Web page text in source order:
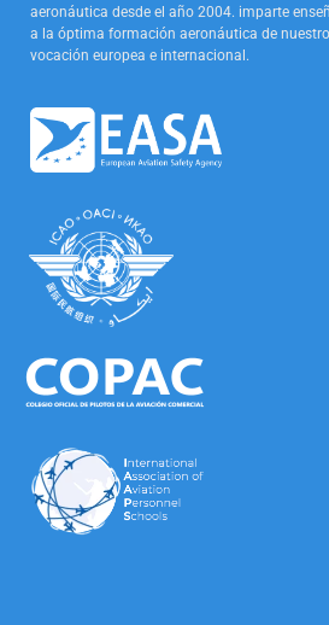
aeronáutica desde el año 2004. imparte
a la óptima formación aeronáutica de
vocación europea e internacional.